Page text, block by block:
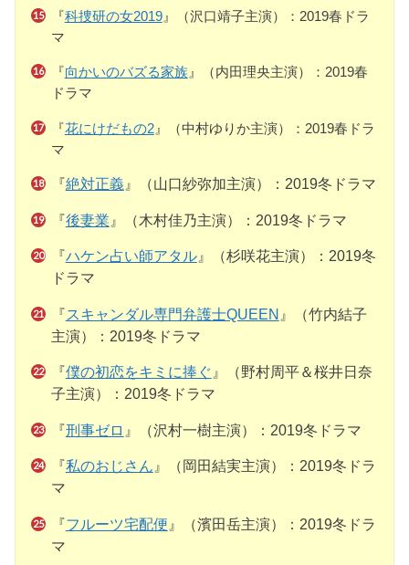
『科捜研の女2019』（沢口靖子主演）：2019春ドラ
マ
『向かいのバズる家族』（内田理央主演）：2019春
ドラマ
『花にけだもの2』（中村ゆりか主演）：2019春ドラ
マ
『絶対正義』（山口紗弥加主演）：2019冬ドラマ
『後妻業 』（木村佳乃主演）：2019冬ドラマ
『ハケン占い師アタル』（杉咲花主演）：2019冬
ドラマ
『スキャンダル専門弁護士QUEEN 』（竹内結子
主演）：2019冬ドラマ
『僕の初恋をキミに捧ぐ 』（野村周平＆桜井日奈
子主演）：2019冬ドラマ
『刑事ゼロ 』（沢村一樹主演）：2019冬ドラマ
『私のおじさん 』（岡田結実主演）：2019冬ドラ
マ
『フルーツ宅配便 』（濱田岳主演）：2019冬ドラ
マ